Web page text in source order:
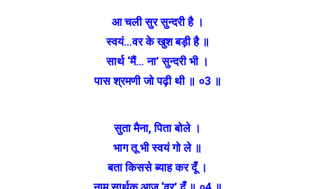
आ चली सुर सुन्दरी है ।
स्वयं…वर के खुश बड़ी है ॥
सार्थ ‘मैं… ना’ सुन्दरी भी ।
पास श्रमणी जो पढ़ी थी ॥ ०3 ॥
सुता मैना, पिता बोले ।
भाग तू भी स्वयं गो ले ॥
बता किससे ब्याह कर दूँ ।